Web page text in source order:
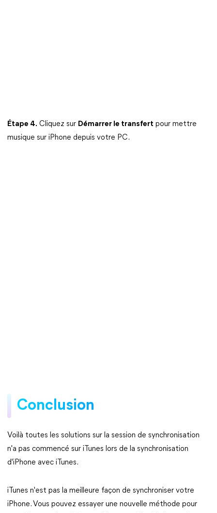
Étape 4. Cliquez sur Démarrer le transfert pour mettre
musique sur iPhone depuis votre PC.
Conclusion
Voilà toutes les solutions sur la session de synchronisation
n'a pas commencé sur iTunes lors de la synchronisation
d'iPhone avec iTunes.
iTunes n'est pas la meilleure façon de synchroniser votre
iPhone. Vous pouvez essayer une nouvelle méthode pour